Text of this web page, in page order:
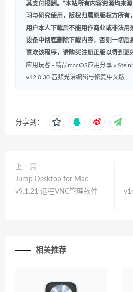
其支付报酬。”本站所有内容资源均来
习与研究使用，版权归属原版权方所有
用户本人下载后不能用作商业或非法用
设备中彻底删除下载内容，否则一切后
喜欢该程序，请购买注册正版以得到更
应用玩客 - 精品macOS应用分享 »
v12.0.30 音频光谱编辑与修复中文版
分享到：
上一篇
Jump Desktop for Mac
v9.1.21 远程VNC管理软件
相关推荐